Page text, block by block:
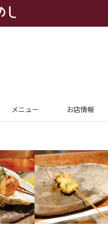
メニュー お店情報